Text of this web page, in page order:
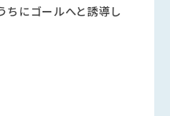
ちにゴールへと誘導し